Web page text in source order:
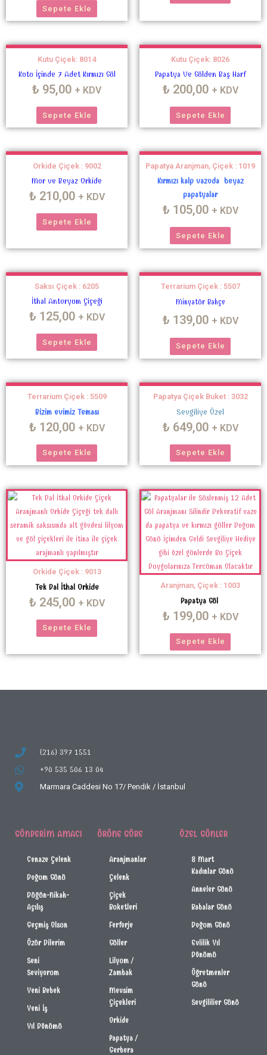
Sepete Ekle
Kutu Çiçek: 8014
Kutu İçinde 7 Adet Kırmızı Gül
₺ 95,00 + KDV
Sepete Ekle
Kutu Çiçek: 8026
Papatya Ve Gülden Baş Harf
₺ 200,00 + KDV
Sepete Ekle
Orkide Çiçek : 9002
Mor ve Beyaz Orkide
₺ 210,00 + KDV
Sepete Ekle
Papatya Aranjman, Çiçek : 1019
Kırmızı kalp vazoda beyaz
papatyalar
₺ 105,00 + KDV
Sepete Ekle
Saksı Çiçek : 6205
İthal Antoryum Çiçeği
₺ 125,00 + KDV
Sepete Ekle
Terrarium Çiçek : 5507
Minyatür Bahçe
₺ 139,00 + KDV
Sepete Ekle
Terrarium Çiçek : 5509
Bizim evimiz Teması
₺ 120,00 + KDV
Sepete Ekle
Papatya Çiçek Buket : 3032
Sevgiliye Özel
₺ 649,00 + KDV
Sepete Ekle
Orkide Çiçek : 9013
Tek Dal İthal Orkide
₺ 245,00 + KDV
Sepete Ekle
Aranjman, Çiçek : 1003
Papatya Gül
₺ 199,00 + KDV
Sepete Ekle
(216) 397 1551
+90 535 506 13 04
Marmara Caddesi No 17/ Pendik / İstanbul
GÖNDERIM AMACI
Cenaze Çelenk
Doğum Günü
Düğün-Nikah-
Açılış
Geçmiş Olsun
Özür Dilerim
Seni
Seviyorum
Yeni Bebek
Yeni İş
Yıl Dönümü
ÜRÜNE GÖRE
Aranjmanlar
Çelenk
Çiçek
Buketleri
Ferforje
Güller
Lilyum /
Zambak
Mevsim
Çiçekleri
Orkide
Papatya /
Gerbera
ÖZEL GÜNLER
8 Mart
Kadınlar Günü
Anneler Günü
Babalar Günü
Doğum Günü
Evlilik Yıl
Dönümü
Öğretmenler
Günü
Sevgililier Günü